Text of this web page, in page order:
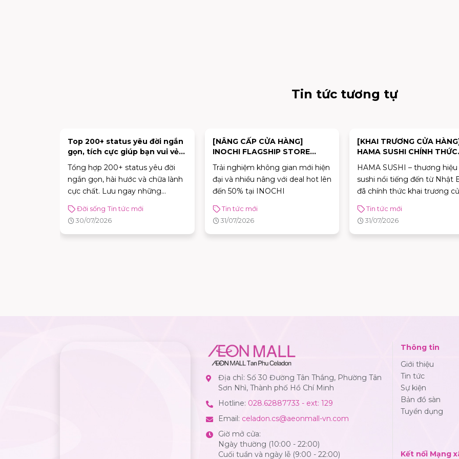
Tin tức tương tự
Top 200+ status yêu đời ngắn
gọn, tích cực giúp bạn vui vẻ
mỗi ngày
Tổng hợp 200+ status yêu đời
ngắn gọn, hài hước và chữa lành
cực chất. Lưu ngay những
và tràn đầy năng lượng mỗi
ngày!
Đời sống Tin tức mới
30/07/2026
[NÂNG CẤP CỬA HÀNG]
INOCHI FLAGSHIP STORE
Trải nghiệm không gian mới hiện
đại và nhiều nâng với deal hot lên
đến 50% tại INOCHI
Tin tức mới
31/07/2026
[KHAI TRƯƠNG CỬA
HAMA SUSHI CHÍNH THỨC
ĐẦU TIÊN TẠI VIỆT NAM
HAMA SUSHI – thương hiệu
sushi nổi tiếng đến từ Nhật
đã chính thức khai trương
AEON MALL Tân Phú
Bên cạnh trải nghiệm ẩm
Tin tức mới
31/07/2026
Địa chỉ: Số 30 Đường Tân Thắng, Phường Tân
Sơn Nhì, Thành phố Hồ Chí Minh
Hotline: 028.62887733 - ext: 129
Email: celadon.cs@aeonmall-vn.com
Giờ mở cửa:
Ngày thường (10:00 - 22:00)
Cuối tuần và ngày lễ (9:00 - 22:00)
Thông tin
Giới thiệu
Tin tức
Sự kiện
Bản đồ sàn
Tuyển dụng
Kết nối Mạng